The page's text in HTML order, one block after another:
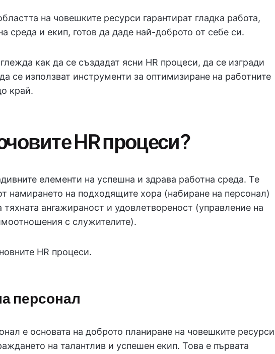
на човешките ресурси гарантират гладка работа,
среда и екип, готов да даде най-доброто от себе си.
как да се създадат ясни HR процеси, да се изгради
се използват инструменти за оптимизиране на работните
край.
HR процеси?
елементи на успешна и здрава работна среда. Те
намирането на подходящите хора (набиране на персонал)
ангажираност и удовлетвореност (управление на
с служителите).
HR процеси.
персонал
е основата на доброто планиране на човешките ресурси
на талантлив и успешен екип. Това е първата